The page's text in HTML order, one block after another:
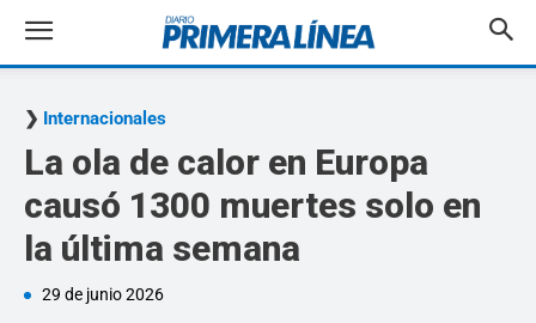
Internacionales
La ola de calor en Europa
causó 1300 muertes solo en
la última semana
29 de junio 2026